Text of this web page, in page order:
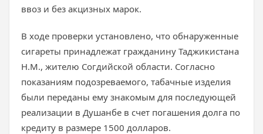
ввоз и без акцизных марок.
В ходе проверки установлено, что обнаруженные
сигареты принадлежат гражданину Таджикистана
Н.М., жителю Согдийской области. Согласно
показаниям подозреваемого, табачные изделия
были переданы ему знакомым для последующей
реализации в Душанбе в счет погашения долга по
кредиту в размере 1500 долларов.